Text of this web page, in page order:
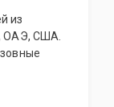
из
ОАЭ, США.